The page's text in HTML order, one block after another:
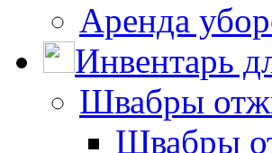
Аренда
Инвентарь
Швабры
Швабры